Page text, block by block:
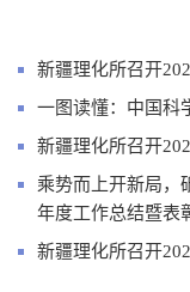
新疆理化所召开
一图读懂：中国科
新疆理化所召开
乘势而上开新局
年度工作总结暨表
新疆理化所召开